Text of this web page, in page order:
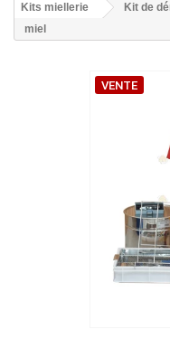
Kits miellerie
Kit de
miel
VENTE